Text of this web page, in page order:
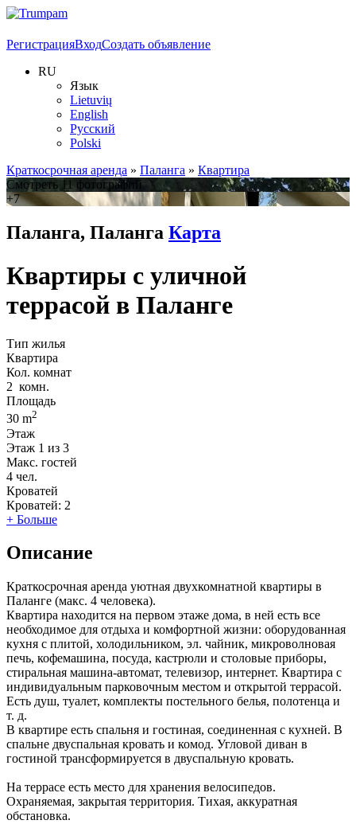
РегистрацияВходСоздать объявление
RU
Язык
Lietuvių
English
Русский
Polski
Краткосрочная аренда » Паланга » Квартира
Смотреть 11 фотографий
+7
Паланга, Паланга Карта
Квартиры с уличной
террасой в Паланге
Тип жилья
Квартира
Кол. комнат
2 комн.
Площадь
30 m2
Этаж
Этаж 1 из 3
Макс. гостей
4 чел.
Кроватей
Кроватей: 2
+ Больше
Описание
Краткосрочная аренда уютная двухкомнатной квартиры в
Паланге (макс. 4 человека).
Квартира находится на первом этаже дома, в ней есть все
необходимое для отдыха и комфортной жизни: оборудованная
кухня с плитой, холодильником, эл. чайник, микроволновая
печь, кофемашина, посуда, кастрюли и столовые приборы,
стиральная машина-автомат, телевизор, интернет. Квартира с
индивидуальным парковочным местом и открытой террасой.
Есть душ, туалет, комплекты постельного белья, полотенца и
т. д.
В квартире есть спальня и гостиная, соединенная с кухней. В
спальне двуспальная кровать и комод. Угловой диван в
гостиной трансформируется в двуспальную кровать.
На террасе есть место для хранения велосипедов.
Охраняемая, закрытая территория. Тихая, аккуратная
обстановка.